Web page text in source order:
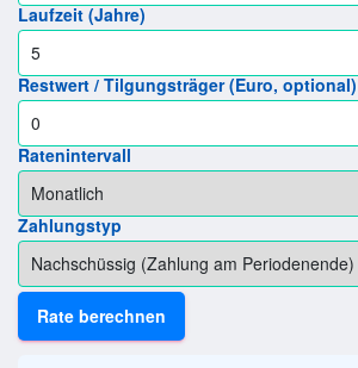
Laufzeit (Jahre)
Restwert / Tilgungsträger (Euro, optional)
Ratenintervall
Zahlungstyp
Rate berechnen